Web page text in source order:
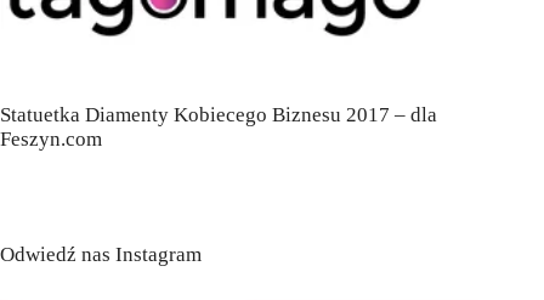
Statuetka Diamenty Kobiecego Biznesu 2017 – dla
Feszyn.com
Odwiedź nas Instagram